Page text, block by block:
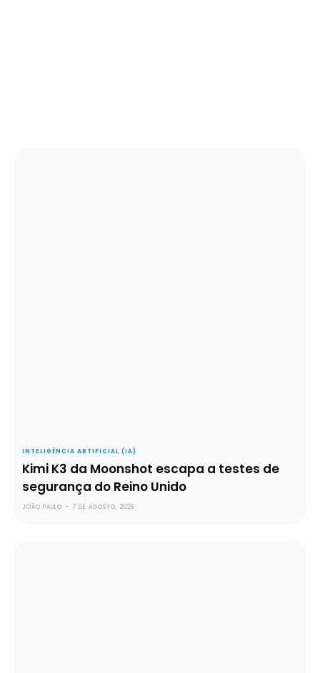
INTELIGÊNCIA ARTIFICIAL (IA)
Kimi K3 da Moonshot escapa a testes de
segurança do Reino Unido
JOÃO PAULO - 7 DE AGOSTO, 2026